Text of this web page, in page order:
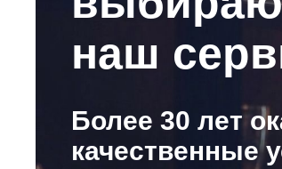
наш
Более 30 лет
качественные